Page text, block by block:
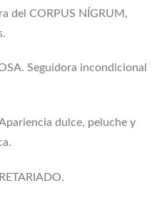
del CORPUS NÍGRUM,
Seguidora incondicional
dulce, peluche y